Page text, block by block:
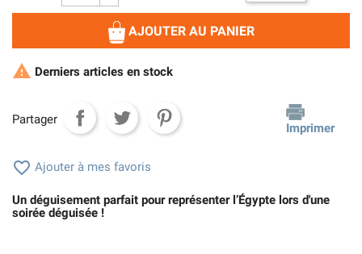
AJOUTER AU PANIER
 Derniers articles en stock
Partager
Imprimer
 Ajouter à mes favoris
Un déguisement parfait pour représenter l’Égypte lors d'une
soirée déguisée !